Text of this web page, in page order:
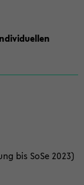
bis SoSe 2023)